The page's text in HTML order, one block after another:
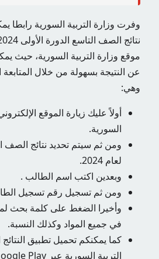
وفرت وزارة التربية السورية رابطا
موقع وزارة التربية السورية، حيث
عن النتيجة بسهولة من خلال
وهي:
أولاً عليك زيارة الموقع
السورية.
ومن ثم سيتم تحديد نتائج الصف
لعام 2024.
وبعدين اكتب اسم الطالب .
ومن ثم تسجيل رقم تسجيل
وأخيرا الضغط على كلمة بحث
في جميع المواد وكذلك النسبة.
كما يمكنكم تحميل تطبيق النتائج